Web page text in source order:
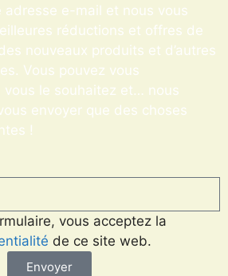
adresse e-mail et nous vous
réductions et offres de
nouveaux produits et d’autres
Vous pouvez vous
vous le souhaitez et… nous
envoyer que des choses
!
vous acceptez la
de ce site web.
Envoyer